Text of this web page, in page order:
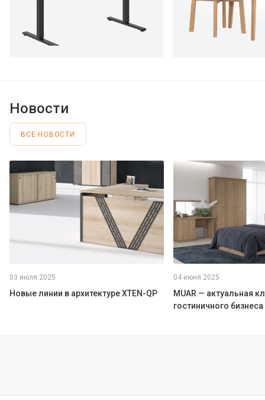
Новости
ВСЕ НОВОСТИ
03 июля 2025
Новые линии в архитектуре XTEN-QP
04 июня 2025
MUAR — актуальная
гостиничного бизнеса